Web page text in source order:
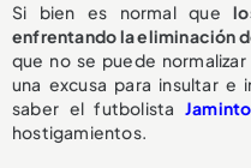
Si bien es normal que
enfrentando la eliminación
que no se puede
una excusa para insultar e
saber el futbolista
hostigamientos.